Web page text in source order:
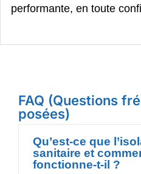
performante, en toute
FAQ (Questions
posées)
Qu’est-ce que
sanitaire et
fonctionne-t-il ?